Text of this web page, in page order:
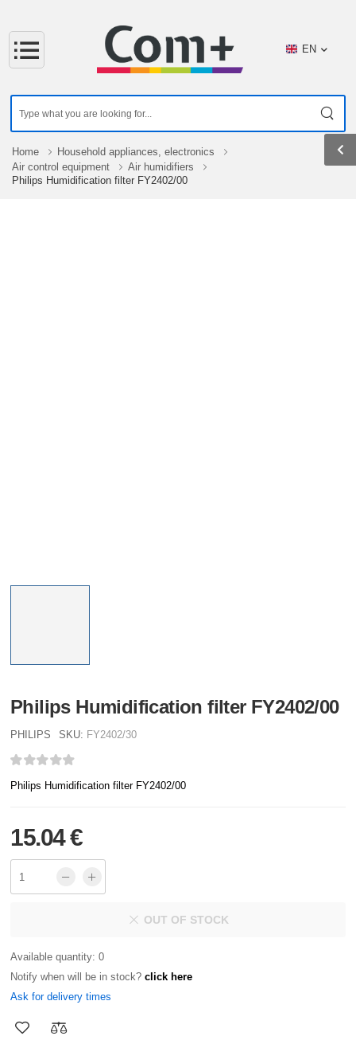
EN
Home
Household appliances, electronics
Air control equipment
Air humidifiers
Philips Humidification filter FY2402/00
Philips Humidification filter FY2402/00
PHILIPS SKU: FY2402/30
Philips Humidification filter FY2402/00
15.04 €
OUT OF STOCK
Available quantity: 0
Notify when will be in stock? click here
Ask for delivery times